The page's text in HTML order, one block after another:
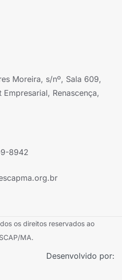
Moreira, s/nº, Sala 609,
Renascença,
8942
os direitos reservados ao
MA.
Desenvolvido por: